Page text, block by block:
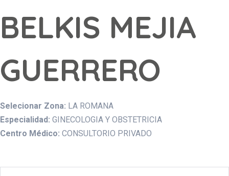
BELKIS MEJIA
GUERRERO
Selecionar Zona: LA ROMANA
Especialidad: GINECOLOGIA Y OBSTETRICIA
Centro Médico: CONSULTORIO PRIVADO